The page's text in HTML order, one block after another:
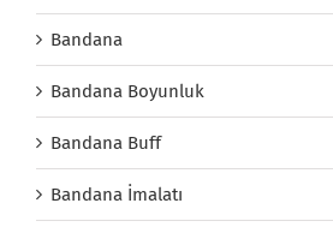
Bandana
Bandana Boyunluk
Bandana Buff
Bandana İmalatı